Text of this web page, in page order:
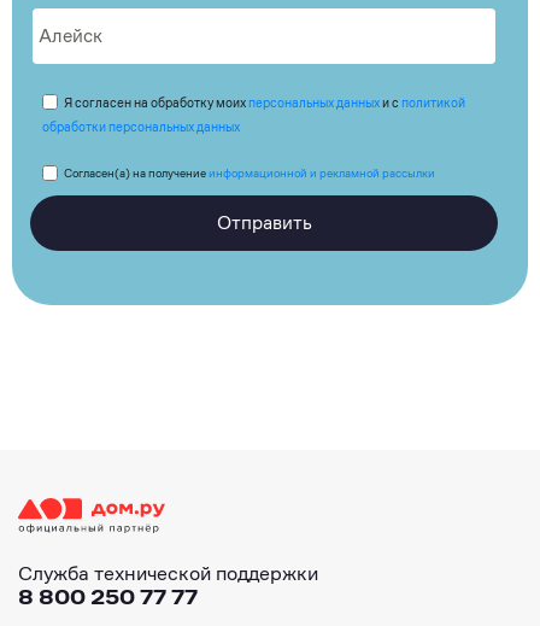
Я согласен на обработку моих персональных данныхи с политикой
обработки персональных данных
Согласен(а) на получениеинформационной и рекламной рассылки
Отправить
Служба технической поддержки
8 800 250 77 77